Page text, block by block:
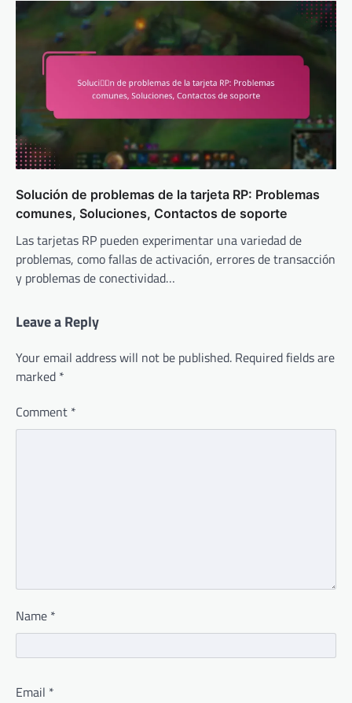
Solución de problemas de la tarjeta RP: Problemas
comunes, Soluciones, Contactos de soporte
Las tarjetas RP pueden experimentar una variedad de
problemas, como fallas de activación, errores de transacción
y problemas de conectividad…
Leave a Reply
Your email address will not be published. Required fields are
marked *
Comment *
Name *
Email *